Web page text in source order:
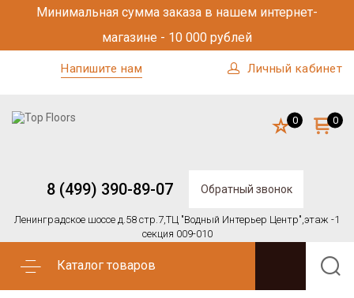
Минимальная сумма заказа в нашем интернет-
магазине - 10 000 рублей
Напишите нам Личный кабинет
8 (499) 390-89-07 Обратный звонок
Ленинградское шоссе д.58 стр.7,ТЦ "Водный Интерьер Центр",этаж -1
секция 009-010
0 0
Каталог товаров